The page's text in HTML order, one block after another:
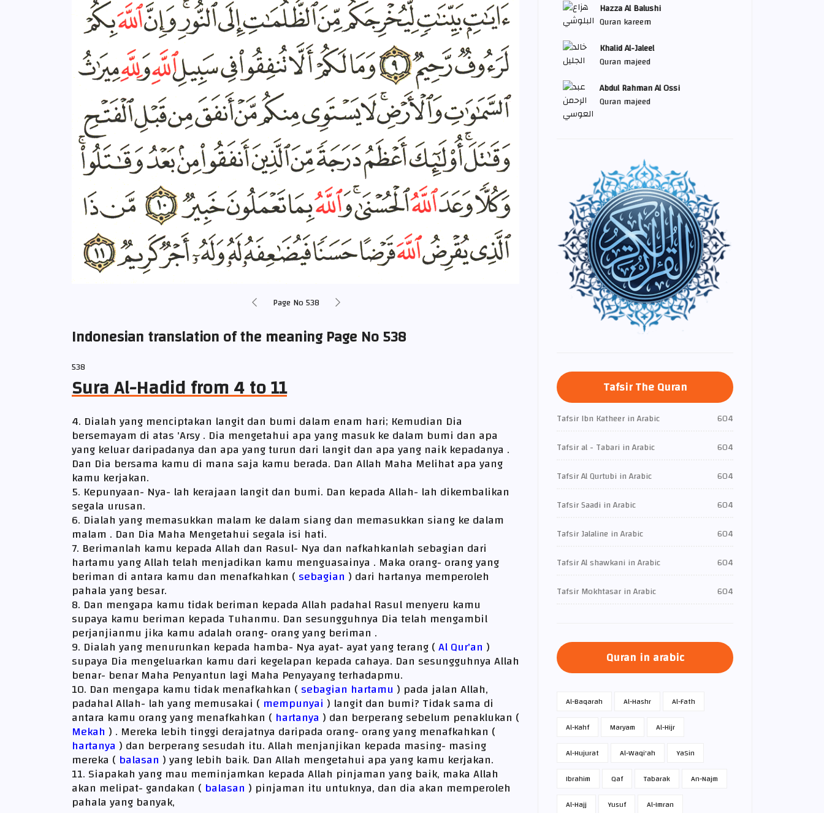
Page No 538
Indonesian translation of the meaning Page No 538
538
Sura Al-Hadid from 4 to 11
4. Dialah yang menciptakan langit dan bumi dalam enam hari; Kemudian Dia
bersemayam di atas 'Arsy . Dia mengetahui apa yang masuk ke dalam bumi dan apa
yang keluar daripadanya dan apa yang turun dari langit dan apa yang naik kepadanya .
Dan Dia bersama kamu di mana saja kamu berada. Dan Allah Maha Melihat apa yang
kamu kerjakan.
5. Kepunyaan- Nya- lah kerajaan langit dan bumi. Dan kepada Allah- lah dikembalikan
segala urusan.
6. Dialah yang memasukkan malam ke dalam siang dan memasukkan siang ke dalam
malam . Dan Dia Maha Mengetahui segala isi hati.
7. Berimanlah kamu kepada Allah dan Rasul- Nya dan nafkahkanlah sebagian dari
hartamu yang Allah telah menjadikan kamu menguasainya . Maka orang- orang yang
beriman di antara kamu dan menafkahkan ( sebagian ) dari hartanya memperoleh
pahala yang besar.
8. Dan mengapa kamu tidak beriman kepada Allah padahal Rasul menyeru kamu
supaya kamu beriman kepada Tuhanmu. Dan sesungguhnya Dia telah mengambil
perjanjianmu jika kamu adalah orang- orang yang beriman .
9. Dialah yang menurunkan kepada hamba- Nya ayat- ayat yang terang (Al Qur'an )
supaya Dia mengeluarkan kamu dari kegelapan kepada cahaya. Dan sesungguhnya Allah
benar- benar Maha Penyantun lagi Maha Penyayang terhadapmu.
10. Dan mengapa kamu tidak menafkahkan ( sebagian hartamu ) pada jalan Allah,
padahal Allah- lah yang memusakai ( mempunyai ) langit dan bumi? Tidak sama di
antara kamu orang yang menafkahkan ( hartanya ) dan berperang sebelum penaklukan (
Mekah ) . Mereka lebih tinggi derajatnya daripada orang- orang yang menafkahkan (
hartanya ) dan berperang sesudah itu. Allah menjanjikan kepada masing- masing
mereka ( balasan ) yang lebih baik. Dan Allah mengetahui apa yang kamu kerjakan.
11. Siapakah yang mau meminjamkan kepada Allah pinjaman yang baik, maka Allah
akan melipat- gandakan ( balasan ) pinjaman itu untuknya, dan dia akan memperoleh
pahala yang banyak,
Hazza Al Balushi
Quran kareem
Khalid Al-Jaleel
Quran majeed
Abdul Rahman Al Ossi
Quran majeed
Tafsir The Quran
Tafsir Ibn Katheer in Arabic
604
Tafsir al - Tabari in Arabic
604
Tafsir Al Qurtubi in Arabic
604
Tafsir Saadi in Arabic
604
Tafsir Jalaline in Arabic
604
Tafsir Al shawkani in Arabic
604
Tafsir Mokhtasar in Arabic
604
Quran in arabic
Al-Baqarah Al-Hashr
Al-Fath
Al-Kahf
Maryam
Al-Hijr
Al-Hujurat
Al-Waqi'ah
Ya­Sin
Ibrahim
Qaf Tabarak
An-Najm
Al-Hajj
Yusuf Al-Imran